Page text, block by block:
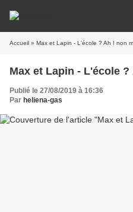
Accueil » Max et Lapin - L'école ? Ah ! non
Max et Lapin - L'école
Publié le 27/08/2019 à 16:36
Par heliena-gas